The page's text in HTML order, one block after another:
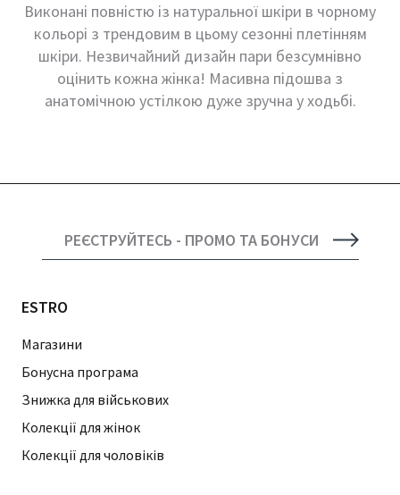
Виконані повністю із натуральної шкіри в чорному
кольорі з трендовим в цьому сезонні плетінням
шкіри. Незвичайний дизайн пари безсумнівно
оцінить кожна жінка! Масивна підошва з
анатомічною устілкою дуже зручна у ходьбі.
РЕЄСТРУЙТЕСЬ - ПРОМО ТА БОНУСИ
ESTRO
Магазини
Бонусна програма
Знижка для військових
Колекції для жінок
Колекції для чоловіків